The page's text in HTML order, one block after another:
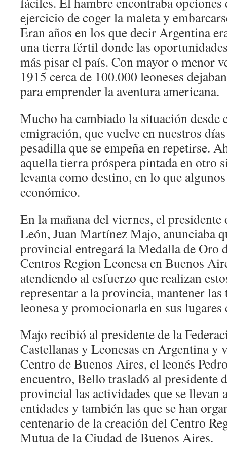
ejercicio de coger la maleta y
Eran años en los que decir Argentina
una tierra fértil donde las
más pisar el país. Con mayor o menor
1915 cerca de 100.000 leoneses
para emprender la aventura americana.
Mucho ha cambiado la situación desde
emigración, que vuelve en nuestros
pesadilla que se empeña en repetirse.
aquella tierra próspera pintada en otro
levanta como destino, en lo que
económico.
En la mañana del viernes, el
León, Juan Martínez Majo, anunciaba
provincial entregará la Medalla de Oro
Centros Region Leonesa en Buenos
atendiendo al esfuerzo que realizan
representar a la provincia, mantener
leonesa y promocionarla en sus lugares
Majo recibió al presidente de la
Castellanas y Leonesas en Argentina y
Centro de Buenos Aires, el leonés
encuentro, Bello trasladó al presidente
provincial las actividades que se llevan
entidades y también las que se han
centenario de la creación del Centro
Mutua de la Ciudad de Buenos Aires.